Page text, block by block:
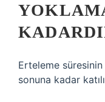
Erteleme
sonuna kadar